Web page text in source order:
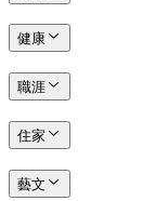
健康
職涯
住家
藝文